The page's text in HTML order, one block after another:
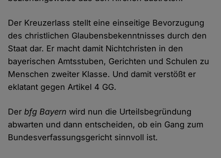
Der Kreuzerlass stellt eine einseitige Bevorzugung
des christlichen Glaubensbekenntnisses durch den
Staat dar. Er macht damit Nichtchristen in den
bayerischen Amtsstuben, Gerichten und Schulen zu
Menschen zweiter Klasse. Und damit verstößt er
eklatant gegen Artikel 4 GG.
Der bfg Bayern wird nun die Urteilsbegründung
abwarten und dann entscheiden, ob ein Gang zum
Bundesverfassungsgericht sinnvoll ist.